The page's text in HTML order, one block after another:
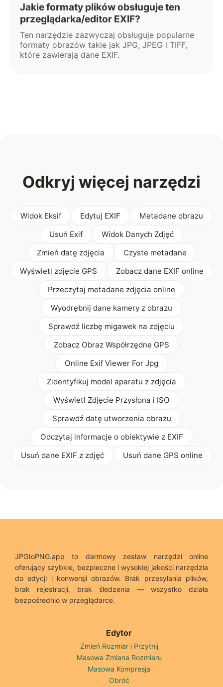
Jakie formaty plików obsługuje ten
przeglądarka/editor EXIF?
Ten narzędzie zazwyczaj obsługuje popularne
formaty obrazów takie jak JPG, JPEG i TIFF,
które zawierają dane EXIF.
Odkryj więcej narzędzi
Widok Eksif Edytuj EXIF
Metadane obrazu
Usuń Exif
Widok Danych Zdjęć
Zmień datę zdjęcia
Czyste metadane
Wyświetl zdjęcie GPS
Zobacz dane EXIF online
Przeczytaj metadane zdjęcia online
Wyodrębnij dane kamery z obrazu
Sprawdź liczbę migawek na zdjęciu
Zobacz Obraz Współrzędne GPS
Online Exif Viewer For Jpg
Zidentyfikuj model aparatu z zdjęcia
Wyświetl Zdjęcie Przysłona i ISO
Sprawdź datę utworzenia obrazu
Odczytaj informacje o obiektywie z EXIF
Usuń dane EXIF z zdjęć
Usuń dane GPS online
JPGtoPNG.app to darmowy zestaw narzędzi online
oferujący szybkie, bezpieczne i wysokiej jakości narzędzia
do edycji i konwersji obrazów. Brak przesyłania plików,
brak rejestracji, brak śledzenia — wszystko działa
bezpośrednio w przeglądarce.
Edytor
Zmień Rozmiar i Przytnij
Masowa Zmiana Rozmiaru
Masowa Kompresja
Obróć